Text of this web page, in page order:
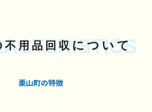
不用品回収について
栗山町の特徴